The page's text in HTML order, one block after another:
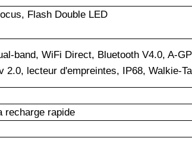
Flash Double LED
band, WiFi Direct, Bluetooth V4.0, A-
2.0, lecteur d'empreintes, IP68, Walkie-
recharge rapide